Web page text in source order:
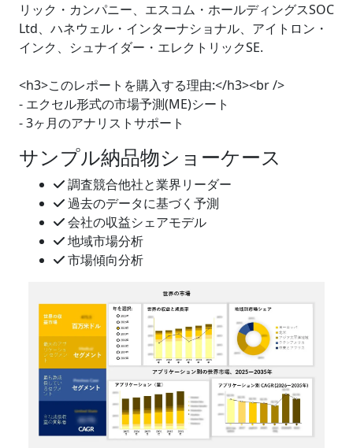
リック・カンパニー、エスコム・ホールディングスSOC
Ltd、ハネウェル・インターナショナル、アイトロン・
インク、シュナイダー・エレクトリックSE.
<h3>このレポートを購入する理由:</h3><br />
- エクセル形式の市場予測(ME)シート
- 3ヶ月のアナリストサポート
サンプル納品物ショーケース
調査競合他社と業界リーダー
過去のデータに基づく予測
会社の収益シェアモデル
地域市場分析
市場傾向分析